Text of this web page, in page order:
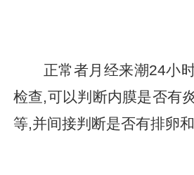
正常者月经来潮24小时
检查,可以判断内膜是否有
等,并间接判断是否有排卵